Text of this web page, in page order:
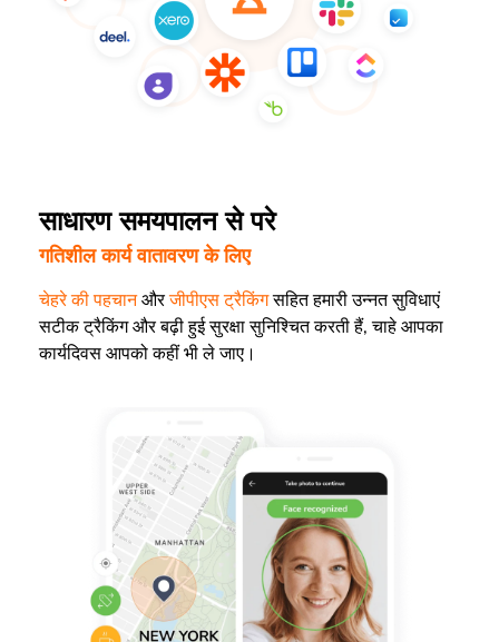
साधारण समयपालन से परे
गतिशील कार्य वातावरण के लिए
चेहरे की पहचानऔरजीपीएस ट्रैकिंगसहित हमारी उन्नत सुविधाएं
सटीक ट्रैकिंग और बढ़ी हुई सुरक्षा सुनिश्चित करती हैं, चाहे आपका
कार्यदिवस आपको कहीं भी ले जाए।